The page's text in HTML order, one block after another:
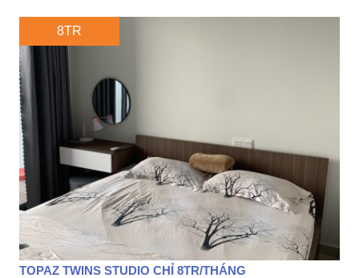
8TR
TOPAZ TWINS STUDIO CHỈ 8TR/THÁNG